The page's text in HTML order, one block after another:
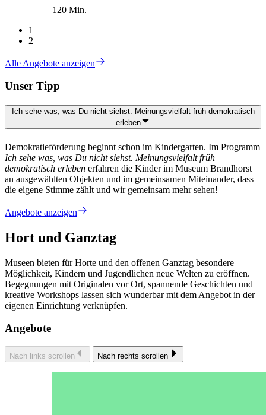
120 Min.
1
2
Alle Angebote anzeigen
Unser Tipp
Ich sehe was, was Du nicht siehst. Meinungsvielfalt früh demokratisch
erleben
Demokratieförderung beginnt schon im Kindergarten. Im Programm
Ich sehe was, was Du nicht siehst. Meinungsvielfalt früh
demokratisch erleben erfahren die Kinder im Museum Brandhorst
an ausgewählten Objekten und im gemeinsamen Miteinander, dass
die eigene Stimme zählt und wir gemeinsam mehr sehen!
Angebote anzeigen
Hort und Ganztag
Museen bieten für Horte und den offenen Ganztag besondere
Möglichkeit, Kindern und Jugendlichen neue Welten zu eröffnen.
Begegnungen mit Originalen vor Ort, spannende Geschichten und
kreative Workshops lassen sich wunderbar mit dem Angebot in der
eigenen Einrichtung verknüpfen.
Angebote
Nach links scrollen Nach rechts scrollen